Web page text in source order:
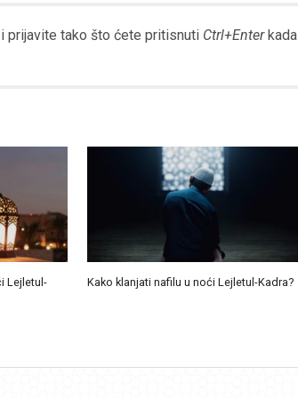
prijavite tako što ćete pritisnuti Ctrl+Enterkada
Lejletul-
Kako klanjati nafilu u noći Lejletul-Kadra?